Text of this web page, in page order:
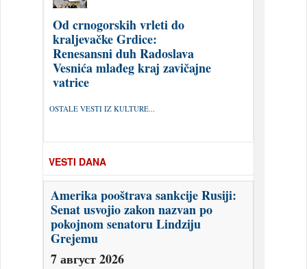
Od crnogorskih vrleti do
kraljevačke Grdice:
Renesansni duh Radoslava
Vesnića mlađeg kraj zavičajne
vatrice
OSTALE VESTI IZ KULTURE...
VESTI DANA
Amerika pooštrava sankcije Rusiji:
Senat usvojio zakon nazvan po
pokojnom senatoru Lindziju
Grejemu
7 август 2026